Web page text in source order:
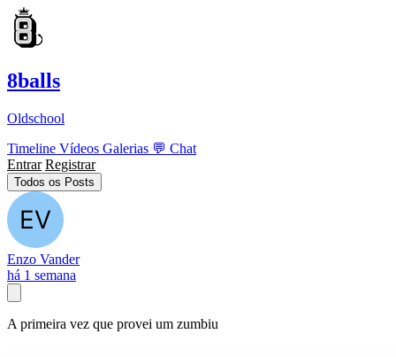
8balls
Oldschool
Timeline Vídeos Galerias 💬 Chat
Entrar Registrar
Todos os Posts
Enzo Vander
há 1 semana
A primeira vez que provei um zumbiu